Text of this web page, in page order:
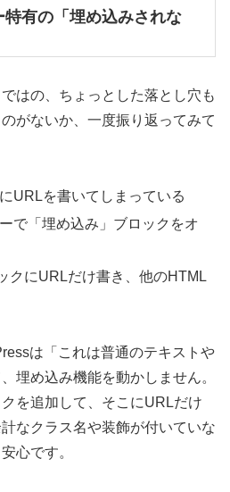
有の「埋め込みされな
はの、ちょっとした落とし穴も
がないか、一度振り返ってみて
URLを書いてしまっている
で「埋め込み」ブロックをオ
クにURLだけ書き、他のHTML
は「これは普通のテキストや
埋め込み機能を動かしません。
を追加して、そこにURLだけ
なクラス名や装飾が付いていな
心です。